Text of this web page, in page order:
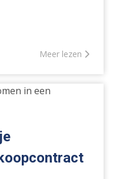
Meer lezen